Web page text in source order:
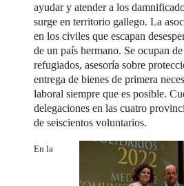
ayudar y atender a los
surge en territorio gallego. La
en los civiles que escapan
de un país hermano. Se ocupan
refugiados, asesoría sobre
entrega de bienes de primera
laboral siempre que es posible.
delegaciones en las cuatro
de seiscientos voluntarios.
En la